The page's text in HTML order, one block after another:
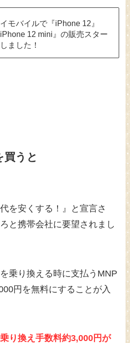
モバイルで『iPhone 12』
iPhone 12 mini』の販売スター
しました！
買うと
を安くする！』と宣言さ
と携帯会社に要望されまし
乗り換える時に支払うMNP
円を無料にすることが入
り換え手数料約3,000円が